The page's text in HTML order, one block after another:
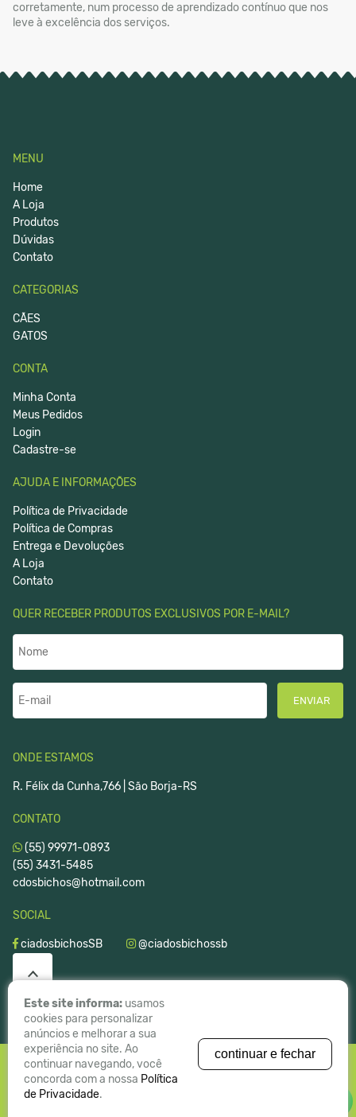
corretamente, num processo de aprendizado contínuo que nos
leve à excelência dos serviços.
MENU
Home
A Loja
Produtos
Dúvidas
Contato
CATEGORIAS
CÃES
GATOS
CONTA
Minha Conta
Meus Pedidos
Login
Cadastre-se
AJUDA E INFORMAÇÕES
Política de Privacidade
Política de Compras
Entrega e Devoluções
A Loja
Contato
QUER RECEBER PRODUTOS EXCLUSIVOS POR E-MAIL?
ENVIAR
ONDE ESTAMOS
R. Félix da Cunha,766 | São Borja-RS
CONTATO
(55) 99971-0893
(55) 3431-5485
cdosbichos@hotmail.com
SOCIAL
ciadosbichosSB @ciadosbichossb
Este site informa: usamos
cookies para personalizar
anúncios e melhorar a sua
experiência no site. Ao
continuar navegando, você
concorda com a nossa Política
de Privacidade.
continuar e fechar